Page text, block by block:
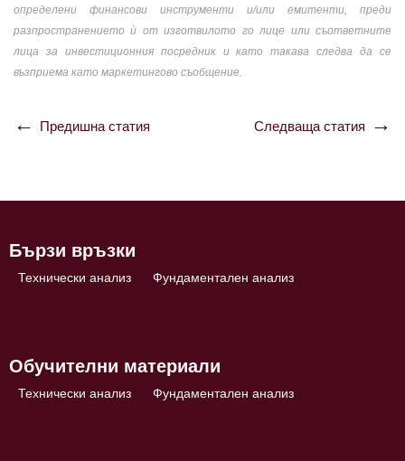
определени финансови инструменти и/или емитенти, преди
разпространението ѝ от изготвилото го лице или съответните
лица за инвестиционния посредник и като такава следва да се
възприема като маркетингово съобщение.
Навигация
Предишна статия Следваща статия
Бързи връзки
Технически анализ Фундаментален анализ
Обучителни материали
Технически анализ Фундаментален анализ